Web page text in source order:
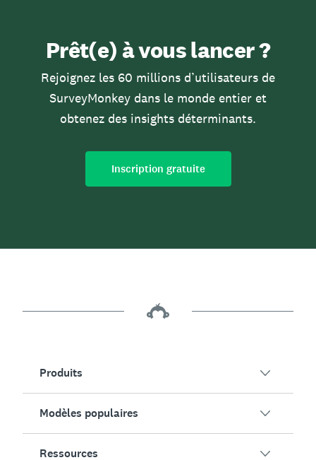
Prêt(e) à vous lancer ?
Rejoignez les 60 millions d’utilisateurs de
SurveyMonkey dans le monde entier et
obtenez des insights déterminants.
Inscription gratuite
Produits
Vue globale de SurveyMonkey
Sondages
Modèles populaires
Ressources